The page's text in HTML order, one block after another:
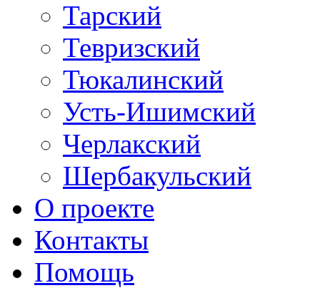
Тарский
Тевризский
Тюкалинский
Усть-Ишимский
Черлакский
Шербакульский
О проекте
Контакты
Помощь